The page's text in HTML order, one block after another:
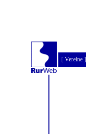
[ Vereine